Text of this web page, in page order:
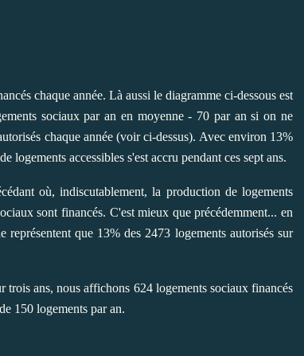
chaque année. Là aussi le diagramme ci-dessous est
sociaux par an en moyenne - 70 par an si on ne
chaque année (voir ci-dessus). Avec environ 13%
accessibles s'est accru pendant ces sept ans.
où, indiscutablement, la production de logements
sont financés. C'est mieux que précédemment... en
représentent que 13% des 2473 logements autorisés sur
trois ans, nous affichons 624 logements sociaux financés
150 logements par an.